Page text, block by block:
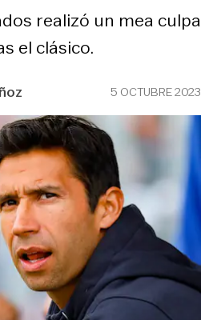
realizó un mea culpa
el clásico.
5 OCTUBRE 2023